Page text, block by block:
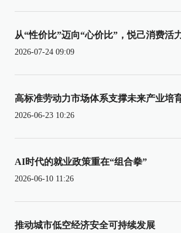
从“性价比”迈向“心价比”，悦己消费活
2026-07-24 09:09
高标准劳动力市场体系支撑未来产业培
2026-06-23 10:26
AI时代的就业政策重在“组合拳”
2026-06-10 11:26
推动城市低空经济安全可持续发展